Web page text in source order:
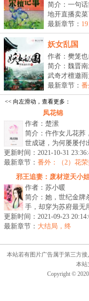
简介：一句
地开直播卖
发...
最新章节：
妖女乱国
作者：樊笼也
简介：魏晋
武奇才檀邀
徒...
最新章节： 番
<< 向左滑动，查看更多：
凤花锦
作者：楚潆
简介：仵作女儿花荞
世成谜，为何屡屡付
命代价？养父穿越而
因知历史，如何逃过
追捕回归？...
更新时间：2021-10-31
最新章节： 番外：（2）花
邪王追妻：废材逆天小
作者：苏小暖
简介：她，世纪金牌
手，却穿为苏府最无
废柴四小姐身上。他
国晋王殿下，冷酷邪
更新时间：2021-09-23
最新章节： 大结局，终
本站若有图片广告属于第三方
本站
Copyright ©